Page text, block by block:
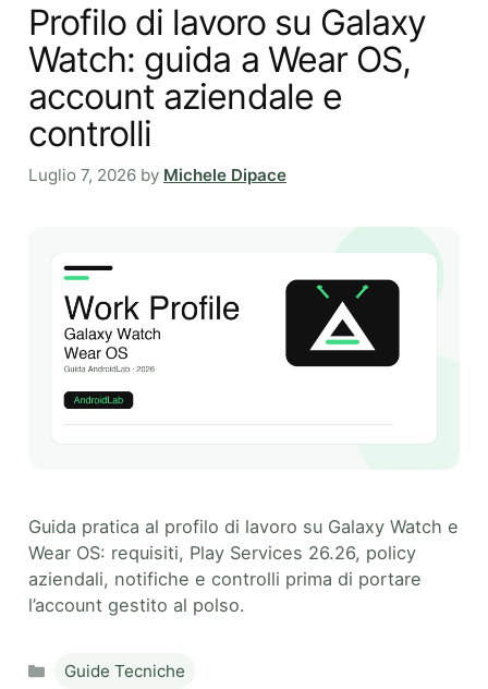
Profilo di lavoro su Galaxy
Watch: guida a Wear OS,
account aziendale e
controlli
Luglio 7, 2026 by Michele Dipace
Guida pratica al profilo di lavoro su Galaxy Watch e
Wear OS: requisiti, Play Services 26.26, policy
aziendali, notifiche e controlli prima di portare
l’account gestito al polso.
Categories
Guide Tecniche